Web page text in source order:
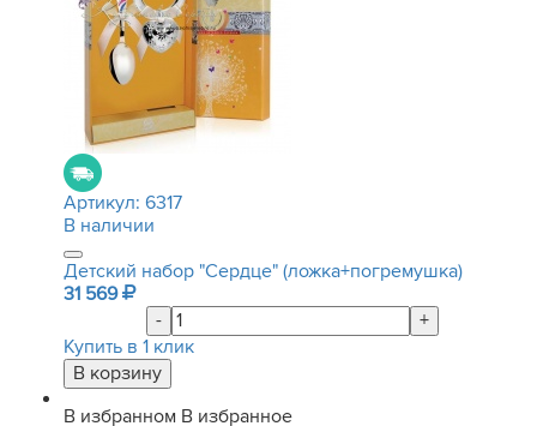
Артикул: 6317
В наличии
Детский набор "Сердце" (ложка+погремушка)
31 569
-
+
Купить в 1 клик
В избранном В избранное